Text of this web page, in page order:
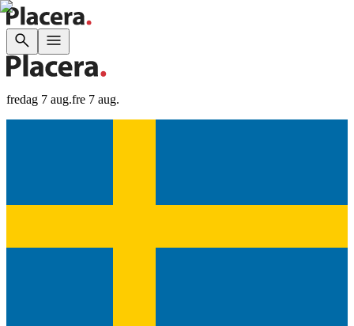
fredag 7 aug.fre 7 aug.